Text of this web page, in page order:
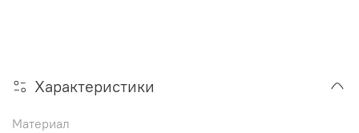
Характеристики
Материал